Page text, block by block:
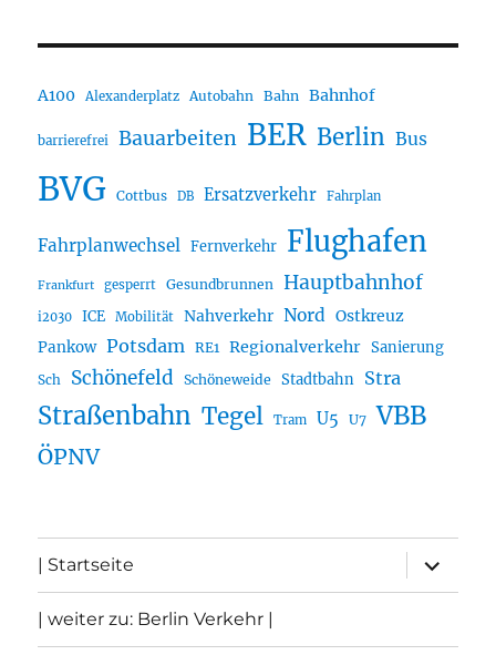
A100 Alexanderplatz Autobahn Bahn Bahnhof
barrierefrei Bauarbeiten BER Berlin Bus
BVG Cottbus DB Ersatzverkehr Fahrplan
Fahrplanwechsel Fernverkehr Flughafen
Frankfurt gesperrt Gesundbrunnen Hauptbahnhof
i2030 ICE Mobilität Nahverkehr Nord Ostkreuz
Pankow Potsdam RE1 Regionalverkehr Sanierung
Sch Schönefeld Schöneweide Stadtbahn Stra
Straßenbahn Tegel Tram U5 U7 VBB
ÖPNV
| Startseite
öffnen
| weiter zu: Berlin Verkehr |